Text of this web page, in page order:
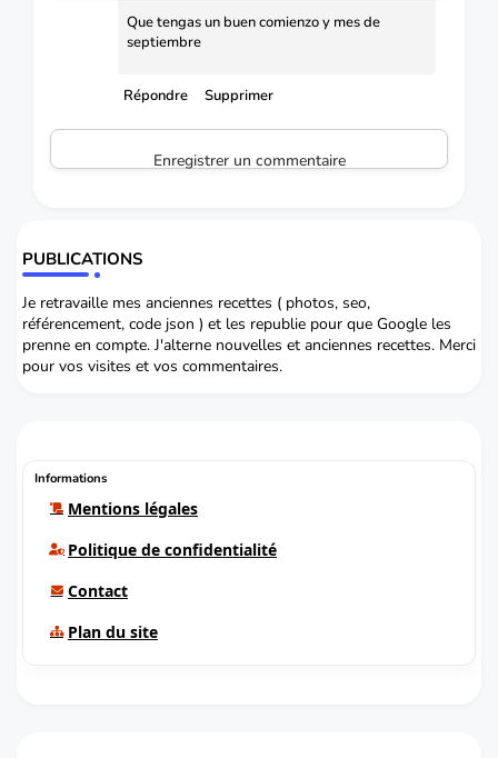
Que tengas un buen comienzo y mes de
septiembre
Répondre Supprimer
Enregistrer un commentaire
PUBLICATIONS
Je retravaille mes anciennes recettes ( photos, seo,
référencement, code json ) et les republie pour que Google les
prenne en compte. J'alterne nouvelles et anciennes recettes. Merci
pour vos visites et vos commentaires.
Informations
Mentions légales
Politique de confidentialité
Contact
Plan du site